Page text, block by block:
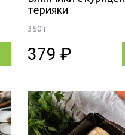
терияки
350 г
379 ₽